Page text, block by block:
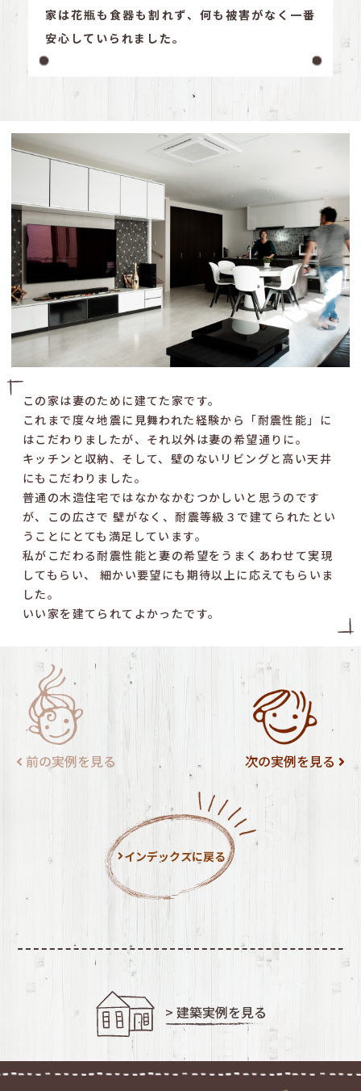
家は花瓶も食器も割れず、 何も被害がなく一番
安心していられました。
この家は妻のために建てた家です。
これまで度々地震に見舞われた経験から「耐震性能」に
はこだわりましたが、 それ以外は妻の希望通りに。
キッチンと収納、そして、壁のないリビングと高い天井
にもこだわりました。
普通の木造住宅ではなかなかむつかしいと思うのです
が、この広さで壁がなく、耐震等級３で建てられたとい
うことにとても満足しています。
私がこだわる耐震性能と妻の希望をうまくあわせて実現
してもらい、 細かい要望にも期待以上に応えてもらいま
した。
いい家を建てられてよかったです。
前の実例を見る
インデックスに戻る
次の実例を見る
> 建築実例を見る